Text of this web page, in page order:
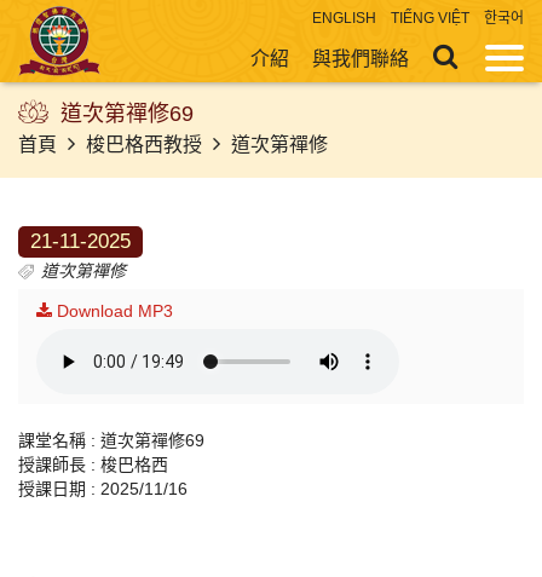
ENGLISH TIẾNG VIỆT 한국어
介紹 與我們聯絡
道次第禪修69
首頁 梭巴格西教授 道次第禪修
21-11-2025
道次第禪修
Download MP3
課堂名稱 : 道次第禪修69
授課師長 : 梭巴格西
授課日期 : 2025/11/16